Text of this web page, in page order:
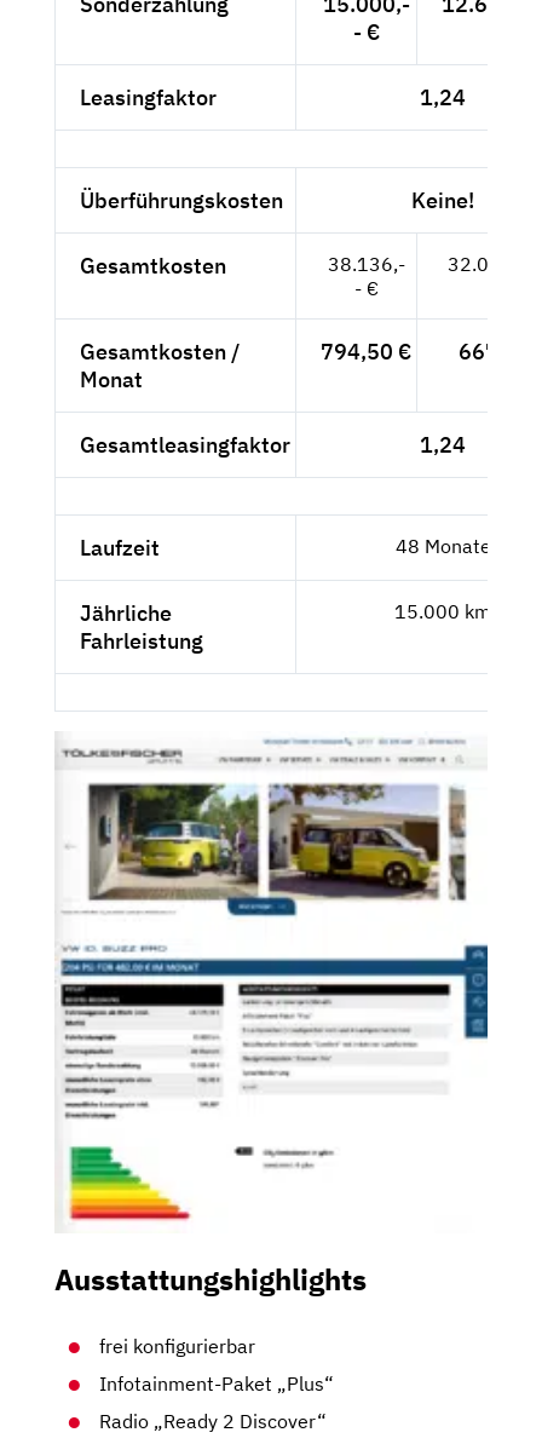
- €
Leasingfaktor 1,24
Überführungskosten Keine!
Gesamtkosten
38.136,-
- €
Gesamtkosten /
Monat
794,50 € 667,65
Gesamtleasingfaktor 1,24
Laufzeit 48 Monate
Jährliche
Fahrleistung
15.000 km
Ausstattungshighlights
frei konfigurierbar
Infotainment-Paket „Plus“
Radio „Ready 2 Discover“